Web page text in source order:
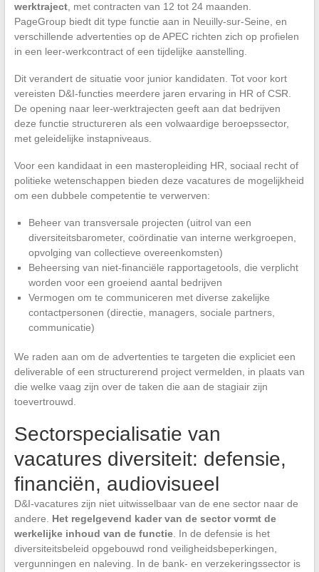
werktraject, met contracten van 12 tot 24 maanden.
PageGroup biedt dit type functie aan in Neuilly-sur-Seine, en
verschillende advertenties op de APEC richten zich op profielen
in een leer-werkcontract of een tijdelijke aanstelling.
Dit verandert de situatie voor junior kandidaten. Tot voor kort
vereisten D&I-functies meerdere jaren ervaring in HR of CSR.
De opening naar leer-werktrajecten geeft aan dat bedrijven
deze functie structureren als een volwaardige beroepssector,
met geleidelijke instapniveaus.
Voor een kandidaat in een masteropleiding HR, sociaal recht of
politieke wetenschappen bieden deze vacatures de mogelijkheid
om een dubbele competentie te verwerven:
Beheer van transversale projecten (uitrol van een
diversiteitsbarometer, coördinatie van interne werkgroepen,
opvolging van collectieve overeenkomsten)
Beheersing van niet-financiële rapportagetools, die verplicht
worden voor een groeiend aantal bedrijven
Vermogen om te communiceren met diverse zakelijke
contactpersonen (directie, managers, sociale partners,
communicatie)
We raden aan om de advertenties te targeten die expliciet een
deliverable of een structurerend project vermelden, in plaats van
die welke vaag zijn over de taken die aan de stagiair zijn
toevertrouwd.
Sectorspecialisatie van
vacatures diversiteit: defensie,
financiën, audiovisueel
D&I-vacatures zijn niet uitwisselbaar van de ene sector naar de
andere. Het regelgevend kader van de sector vormt de
werkelijke inhoud van de functie. In de defensie is het
diversiteitsbeleid opgebouwd rond veiligheidsbeperkingen,
vergunningen en naleving. In de bank- en verzekeringssector is